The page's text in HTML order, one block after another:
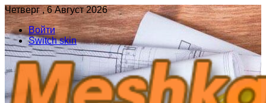
Четверг , 6 Август 2026
Войти
Switch skin